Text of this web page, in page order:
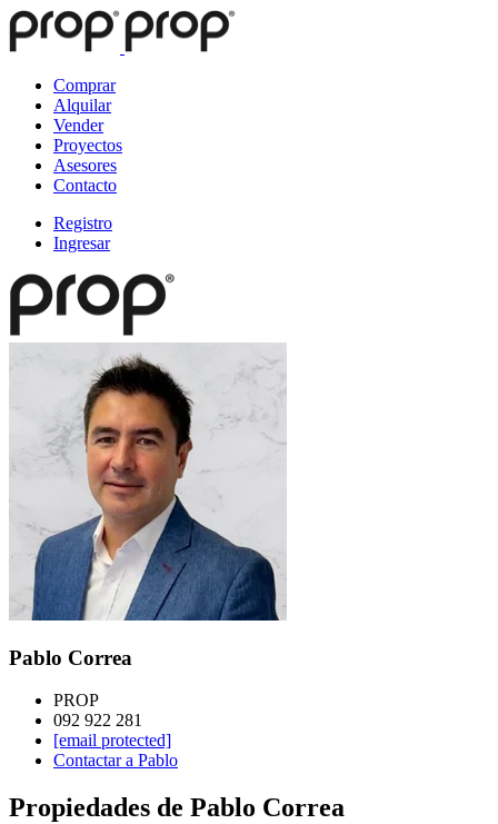
Comprar
Alquilar
Vender
Proyectos
Asesores
Contacto
Registro
Ingresar
Pablo Correa
PROP
092 922 281
[email protected]
Contactar a Pablo
Propiedades de Pablo Correa